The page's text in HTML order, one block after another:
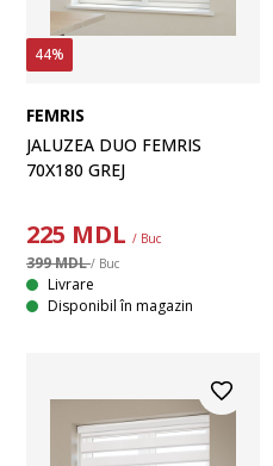
44%
FEMRIS
JALUZEA DUO FEMRIS
70X180 GREJ
225 MDL / Buc
399 MDL/ Buc
Livrare
Disponibil în magazin